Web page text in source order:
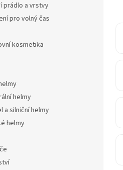
prádlo a vrstvy
pro volný čas
kosmetika
helmy
a silniční helmy
helmy